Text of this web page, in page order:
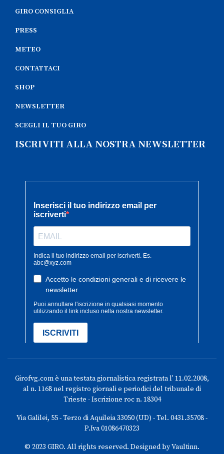
GIRO CONSIGLIA
PRESS
METEO
CONTATTACI
SHOP
NEWSLETTER
SCEGLI IL TUO GIRO
ISCRIVITI ALLA NOSTRA NEWSLETTER
Girofvg.com è una testata giornalistica registrata l' 11.02.2008,
al n. 1168 nel registro giornali e periodici del tribunale di
Trieste - Iscrizione roc n. 18304
Via Galilei, 55 - Terzo di Aquileia 33050 (UD) - Tel. 0431.35708 -
P.Iva 01086470323
© 2023 GIRO. All rights reserved. Designed by Vaultinn.